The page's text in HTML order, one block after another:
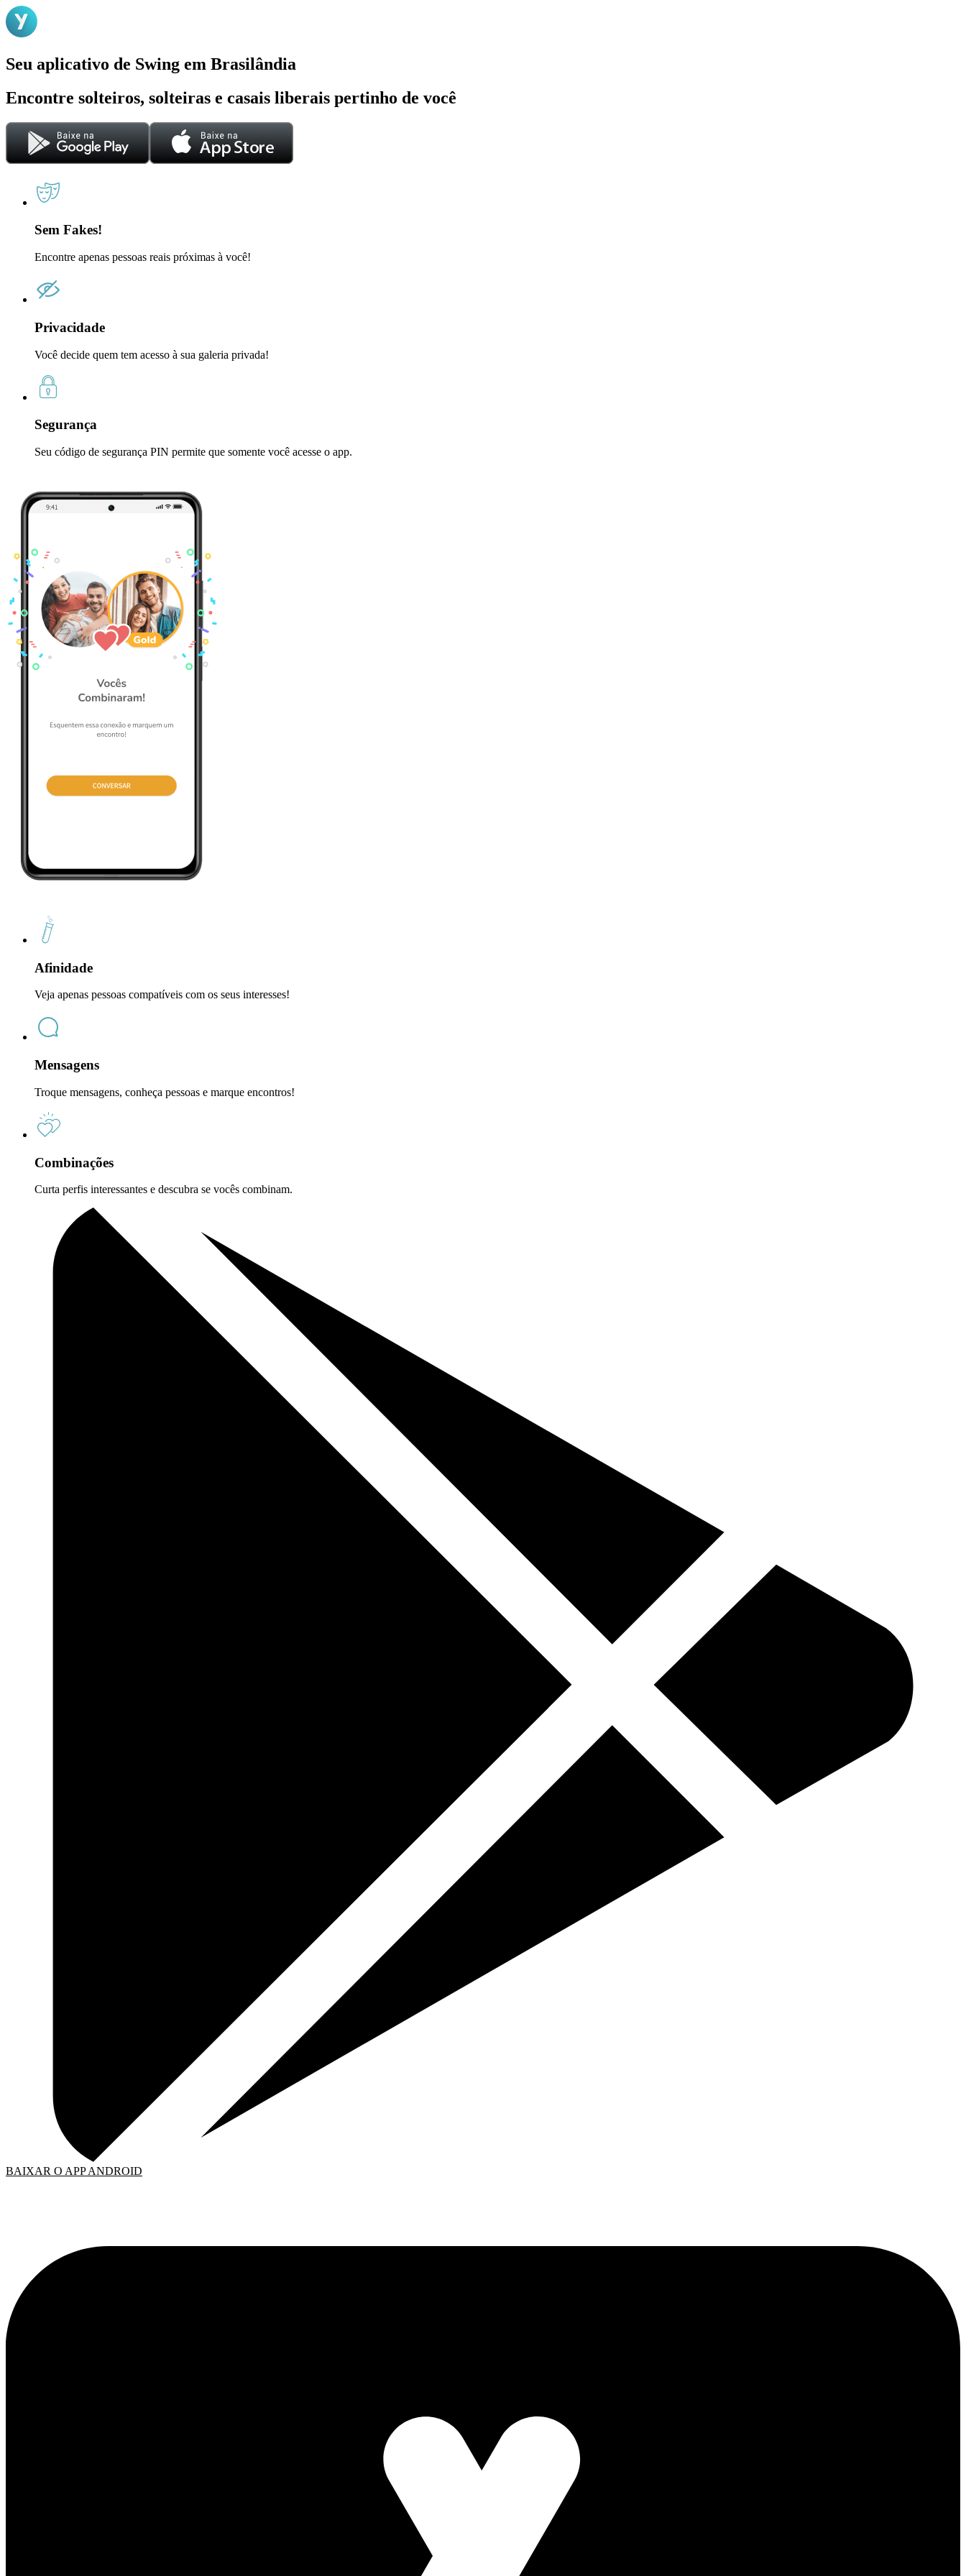
Seu aplicativo de Swing em Brasilândia
Encontre solteiros, solteiras e casais liberais pertinho de você
Sem Fakes!
Encontre apenas pessoas reais próximas à você!
Privacidade
Você decide quem tem acesso à sua galeria privada!
Segurança
Seu código de segurança PIN permite que somente você acesse o app.
Afinidade
Veja apenas pessoas compatíveis com os seus interesses!
Mensagens
Troque mensagens, conheça pessoas e marque encontros!
Combinações
Curta perfis interessantes e descubra se vocês combinam.
BAIXAR O APP ANDROID